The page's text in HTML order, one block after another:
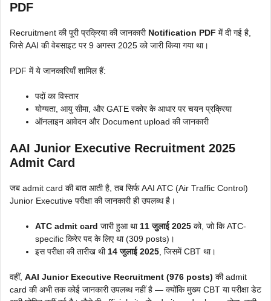
PDF
Recruitment की पूरी प्रक्रिया की जानकारी Notification PDF में दी गई है,
जिसे AAI की वेबसाइट पर 9 अगस्त 2025 को जारी किया गया था।
PDF में ये जानकारियाँ शामिल हैं:
पदों का विस्तार
योग्यता, आयु सीमा, और GATE स्कोर के आधार पर चयन प्रक्रिया
ऑनलाइन आवेदन और Document upload की जानकारी
AAI Junior Executive Recruitment 2025
Admit Card
जब admit card की बात आती है, तब सिर्फ AAI ATC (Air Traffic Control)
Junior Executive परीक्षा की जानकारी ही उपलब्ध है।
ATC admit card जारी हुआ था 11 जुलाई 2025 को, जो कि ATC-
specific किरेर पद के लिए था (309 posts)।
इस परीक्षा की तारीख थी 14 जुलाई 2025 , जिसमें CBT था।
वहीं, AAI Junior Executive Recruitment (976 posts) की admit
card की अभी तक कोई जानकारी उपलब्ध नहीं है — क्योंकि मुख्य CBT या परीक्षा डेट